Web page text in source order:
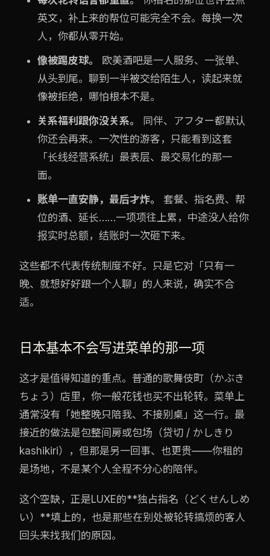
英文，补上来的帮位可能完全不会。每换一次
人，你都从零开始。
像被踢皮球。
欧美酒吧是一人服务、一张单、
从头到尾。聊到一半被交给陌生人，读起来就
像被拒绝，哪怕根本不是。
关系福利跟你没关系。
同伴、アフター都默认
你还会再来。一次性的游客，只能看到这套
「长线经营系统」最表层、最交易化的那一
面。
账单一直安静，最后才炸。
套餐、指名费、帮
位的酒、延长……一项项往上累，中途没人给你
报实时总额，结账时一次砸下来。
这些都不代表传统制度不好。只是它对「只有一
晚、就想好好跟一个人聊」的人来说，确实不合
适。
日本基本不会写进菜单的那一项
这才是值得知道的重点。普通的歌舞伎町（かぶき
ちょう）店里，你一般花钱也买不出轮转。菜单上
通常没有「她整晚只陪我、不接别桌」这一行。最
接近的做法是包整间房或包场（贷切 / かしきり
kashikiri），但那是另一回事、也更贵——你租的
是场地，不是某个人全程不分心的陪伴。
这个空缺，正是LUXE的**独占指名（どくせんしめ
い）**填上的，也是那些在别处被轮转搞烦的客人
回头来找我们的原因。